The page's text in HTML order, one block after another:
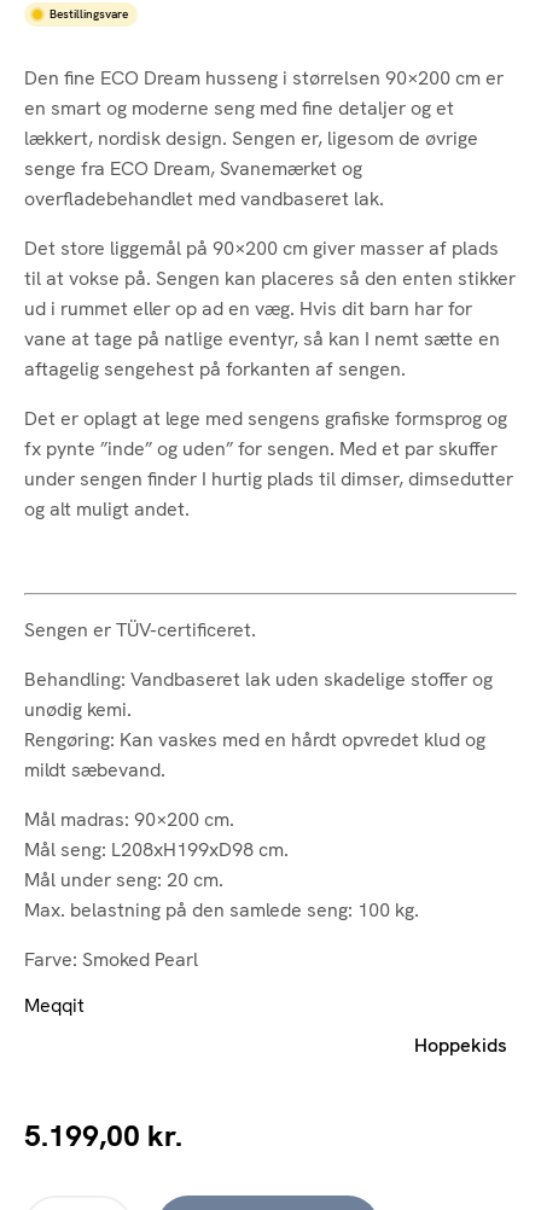
Bestillingsvare
Den fine ECO Dream husseng i størrelsen 90×200 cm er
en smart og moderne seng med fine detaljer og et
lækkert, nordisk design. Sengen er, ligesom de øvrige
senge fra ECO Dream, Svanemærket og
overfladebehandlet med vandbaseret lak.
Det store liggemål på 90×200 cm giver masser af plads
til at vokse på. Sengen kan placeres så den enten stikker
ud i rummet eller op ad en væg. Hvis dit barn har for
vane at tage på natlige eventyr, så kan I nemt sætte en
aftagelig sengehest på forkanten af sengen.
Det er oplagt at lege med sengens grafiske formsprog og
fx pynte ”inde” og uden” for sengen. Med et par skuffer
under sengen finder I hurtig plads til dimser, dimsedutter
og alt muligt andet.
Sengen er TÜV-certificeret.
Behandling: Vandbaseret lak uden skadelige stoffer og
unødig kemi.
Rengøring: Kan vaskes med en hårdt opvredet klud og
mildt sæbevand.
Mål madras: 90×200 cm.
Mål seng: L208xH199xD98 cm.
Mål under seng: 20 cm.
Max. belastning på den samlede seng: 100 kg.
Farve: Smoked Pearl
Meqqit
Hoppekids
5.199,00 kr.